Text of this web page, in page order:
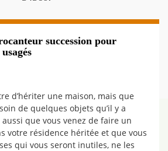
succession pour
d’hériter une maison, mais que
de quelques objets qu’il y a
que vous venez de faire un
votre résidence héritée et que vous
qui vous seront inutiles, ne les